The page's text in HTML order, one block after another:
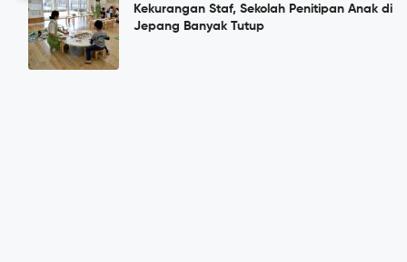
Kekurangan Staf, Sekolah Penitipan Anak di
Jepang Banyak Tutup